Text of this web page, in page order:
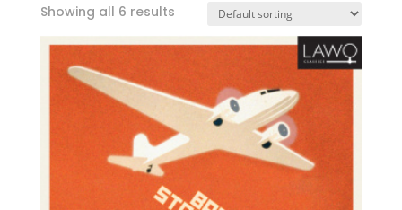
Showing all 6 results